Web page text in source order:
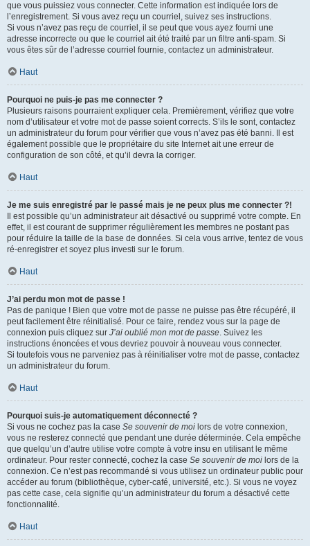
que vous puissiez vous connecter. Cette information est indiquée lors de
l’enregistrement. Si vous avez reçu un courriel, suivez ses instructions.
Si vous n’avez pas reçu de courriel, il se peut que vous ayez fourni une
adresse incorrecte ou que le courriel ait été traité par un filtre anti-spam. Si
vous êtes sûr de l’adresse courriel fournie, contactez un administrateur.
Haut
Pourquoi ne puis-je pas me connecter ?
Plusieurs raisons pourraient expliquer cela. Premièrement, vérifiez que votre
nom d’utilisateur et votre mot de passe soient corrects. S’ils le sont, contactez
un administrateur du forum pour vérifier que vous n’avez pas été banni. Il est
également possible que le propriétaire du site Internet ait une erreur de
configuration de son côté, et qu’il devra la corriger.
Haut
Je me suis enregistré par le passé mais je ne peux plus me connecter ?!
Il est possible qu’un administrateur ait désactivé ou supprimé votre compte. En
effet, il est courant de supprimer régulièrement les membres ne postant pas
pour réduire la taille de la base de données. Si cela vous arrive, tentez de vous
ré-enregistrer et soyez plus investi sur le forum.
Haut
J’ai perdu mon mot de passe !
Pas de panique ! Bien que votre mot de passe ne puisse pas être récupéré, il
peut facilement être réinitialisé. Pour ce faire, rendez vous sur la page de
connexion puis cliquez sur J’ai oublié mon mot de passe. Suivez les
instructions énoncées et vous devriez pouvoir à nouveau vous connecter.
Si toutefois vous ne parveniez pas à réinitialiser votre mot de passe, contactez
un administrateur du forum.
Haut
Pourquoi suis-je automatiquement déconnecté ?
Si vous ne cochez pas la case Se souvenir de moi lors de votre connexion,
vous ne resterez connecté que pendant une durée déterminée. Cela empêche
que quelqu’un d’autre utilise votre compte à votre insu en utilisant le même
ordinateur. Pour rester connecté, cochez la case Se souvenir de moi lors de la
connexion. Ce n’est pas recommandé si vous utilisez un ordinateur public pour
accéder au forum (bibliothèque, cyber-café, université, etc.). Si vous ne voyez
pas cette case, cela signifie qu’un administrateur du forum a désactivé cette
fonctionnalité.
Haut